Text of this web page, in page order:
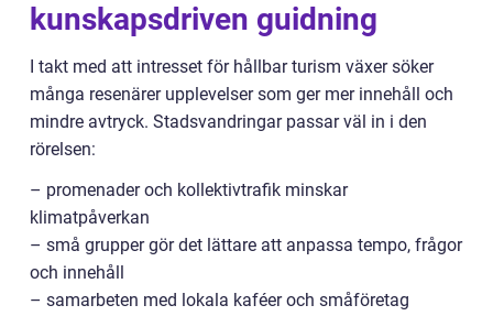
kunskapsdriven guidning
I takt med att intresset för hållbar turism växer söker
många resenärer upplevelser som ger mer innehåll och
mindre avtryck. Stadsvandringar passar väl in i den
rörelsen:
– promenader och kollektivtrafik minskar
klimatpåverkan
– små grupper gör det lättare att anpassa tempo, frågor
och innehåll
– samarbeten med lokala kaféer och småföretag